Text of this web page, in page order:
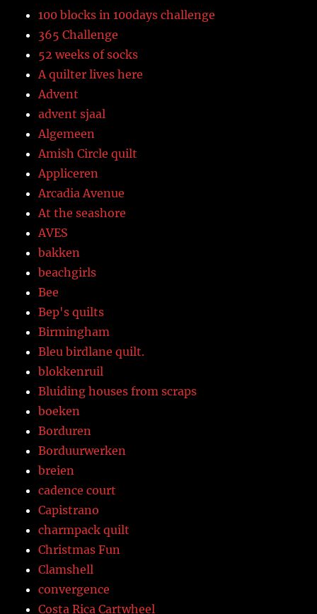
100 blocks in 100days challenge
365 Challenge
52 weeks of socks
A quilter lives here
Advent
advent sjaal
Algemeen
Amish Circle quilt
Appliceren
Arcadia Avenue
At the seashore
AVES
bakken
beachgirls
Bee
Bep's quilts
Birmingham
Bleu birdlane quilt.
blokkenruil
Bluiding houses from scraps
boeken
Borduren
Borduurwerken
breien
cadence court
Capistrano
charmpack quilt
Christmas Fun
Clamshell
convergence
Costa Rica Cartwheel